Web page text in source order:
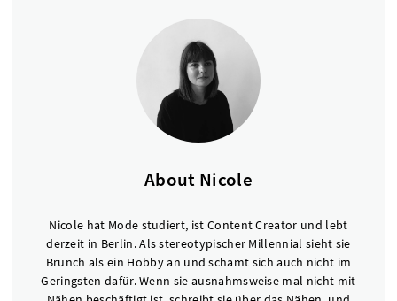
About Nicole
Nicole hat Mode studiert, ist Content Creator und lebt
derzeit in Berlin. Als stereotypischer Millennial sieht sie
Brunch als ein Hobby an und schämt sich auch nicht im
Geringsten dafür. Wenn sie ausnahmsweise mal nicht mit